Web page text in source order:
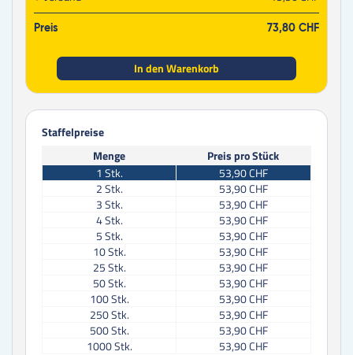
Preis 73,80 CHF
In den Warenkorb
Staffelpreise
Menge
Preis pro Stück
1 Stk.
53,90 CHF
2Stk.
53,90 CHF
3Stk.
53,90 CHF
4Stk.
53,90 CHF
5Stk.
53,90 CHF
10Stk.
53,90 CHF
25Stk.
53,90 CHF
50Stk.
53,90 CHF
100Stk.
53,90 CHF
250Stk.
53,90 CHF
500Stk.
53,90 CHF
1000Stk. 53,90 CHF